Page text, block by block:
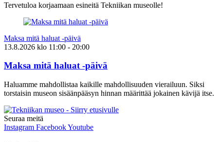
Tervetuloa korjaamaan esineitä Tekniikan museolle!
Maksa mitä haluat -päivä
13.8.2026 klo 11:00 - 20:00
Maksa mitä haluat -päivä
Haluamme mahdollistaa kaikille mahdollisuuden vierailuun. Siksi
torstaisin museon sisäänpääsyn hinnan määrittää jokainen kävijä itse.
Seuraa meitä
Instagram FacebookYoutube